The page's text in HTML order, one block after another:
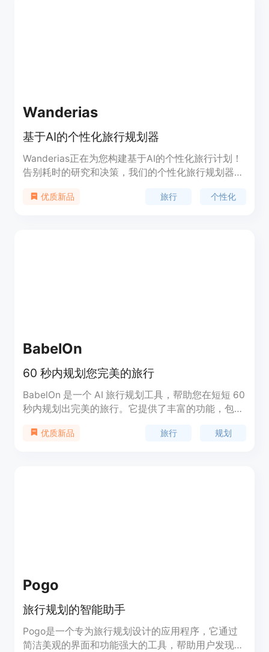
Wanderias
基于AI的个性化旅行规划器
Wanderias正在为您构建基于AI的个性化旅行计划！
告别耗时的研究和决策，我们的个性化旅行规划器会
验。定价和定位信息请参考官方网站。
优质新品 旅行 个性化
BabelOn
60 秒内规划您完美的旅行
BabelOn 是一个 AI 旅行规划工具，帮助您在短短 60
秒内规划出完美的旅行。它提供了丰富的功能，包括
等。不论是商务出差还是休闲旅行，BabelOn 都能帮
优质新品 旅行 规划
Pogo
旅行规划的智能助手
Pogo是一个专为旅行规划设计的应用程序，它通过
简洁美观的界面和功能强大的工具，帮助用户发现、